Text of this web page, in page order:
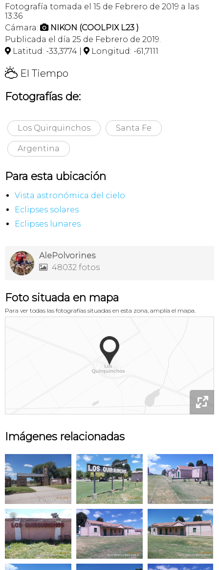
Fotografía tomada el 15 de Febrero de 2019 a las
13:36
Cámara:  NIKON (COOLPIX L23 )
Publicada el día 25 de Febrero de 2019.
 Latitud: -33,3774 |  Longitud: -61,7111
H El Tiempo
Fotografías de:
Los Quirquinchos Santa Fe
Argentina
Para esta ubicación
Vista astronómica del cielo
Eclipses solares
Eclipses lunares
AlePolvorines
 48032 fotos
Foto situada en mapa
Para ver todas las fotografías situadas en esta zona, amplía el mapa.

Imágenes relacionadas